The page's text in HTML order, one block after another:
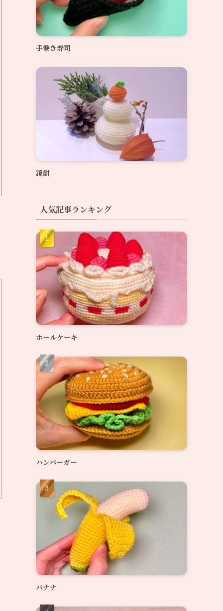
手巻き寿司
鏡餅
人気記事ランキング
ホールケーキ
ハンバーガー
バナナ